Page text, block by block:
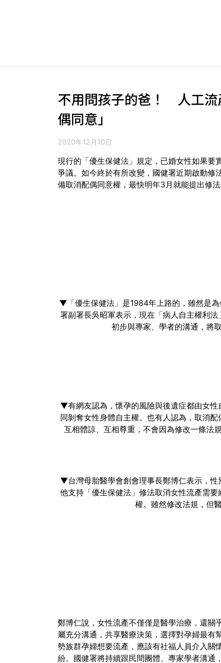
不用問孩子的爸！ 人工流
偶同意」
2020年12月10日
現行的「優生保健法」規定，已婚女性如果要
爭議。如今終於有所改變，國健署近期啟動修
備取消配偶同意權，最快明年3月就能提出修法
▼「優生保健法」是1984年上路的，雖然是
署副署長吳昭軍表示，現在「病人自主權利
初步與專家、學者的溝通，將
▼有網友認為，懷孕的風險與後遺症都由女
同剝奪女性身體自主權。也有人認為，取消
互相體諒、互相尊重，不會因為修改一條法
▼台灣母胎醫學會創會理事長鄭博仁表示，性
他支持「優生保健法」修法取消女性流產需
權。雖然修改法規，但
鄭博仁說，女性流產不僅僅是醫學治療，還關
屬充分溝通，共享醫療決策，選擇對孕婦最
勢族群孕婦想要流產，應該有社福人員介入關
紛。國健署將持續跟民間團體、專家學者溝通